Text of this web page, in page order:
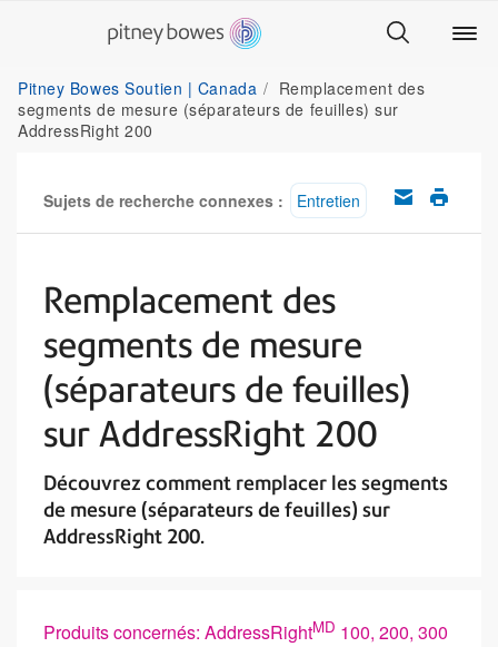
Pitney Bowes Soutien | Canada
Remplacement des
segments de mesure (séparateurs de feuilles) sur
AddressRight 200
Sujets de recherche connexes : Entretien
Remplacement des
segments de mesure
(séparateurs de feuilles)
sur AddressRight 200
Découvrez comment remplacer les segments
de mesure (séparateurs de feuilles) sur
AddressRight 200.
Produits concernés: AddressRightMD 100, 200, 300